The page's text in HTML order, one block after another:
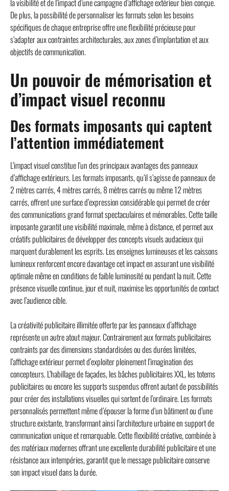
De plus, la possibilité de personnaliser les formats selon les besoins
spécifiques de chaque entreprise offre une flexibilité précieuse pour
s’adapter aux contraintes architecturales, aux zones d’implantation et aux
objectifs de communication.
Un pouvoir de mémorisation et
d’impact visuel reconnu
Des formats imposants qui captent
l’attention immédiatement
L’impact visuel constitue l’un des principaux avantages des panneaux
d’affichage extérieurs. Les formats imposants, qu’il s’agisse de panneaux de
2 mètres carrés, 4 mètres carrés, 8 mètres carrés ou même 12 mètres
carrés, offrent une surface d’expression considérable qui permet de créer
des communications grand format spectaculaires et mémorables. Cette taille
imposante garantit une visibilité maximale, même à distance, et permet aux
créatifs publicitaires de développer des concepts visuels audacieux qui
marquent durablement les esprits. Les enseignes lumineuses et les caissons
lumineux renforcent encore davantage cet impact en assurant une visibilité
optimale même en conditions de faible luminosité ou pendant la nuit. Cette
présence visuelle continue, jour et nuit, maximise les opportunités de contact
avec l’audience cible.
La créativité publicitaire illimitée offerte par les panneaux d’affichage
représente un autre atout majeur. Contrairement aux formats publicitaires
contraints par des dimensions standardisées ou des durées limitées,
l’affichage extérieur permet d’exploiter pleinement l’imagination des
concepteurs. L’habillage de façades, les bâches publicitaires XXL, les totems
publicitaires ou encore les supports suspendus offrent autant de possibilités
pour créer des installations visuelles qui sortent de l’ordinaire. Les formats
personnalisés permettent même d’épouser la forme d’un bâtiment ou d’une
structure existante, transformant ainsi l’architecture urbaine en support de
communication unique et remarquable. Cette flexibilité créative, combinée à
des matériaux modernes offrant une excellente durabilité publicitaire et une
résistance aux intempéries, garantit que le message publicitaire conserve
son impact visuel dans la durée.